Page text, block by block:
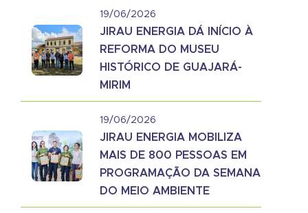
19/06/2026
JIRAU ENERGIA DÁ INÍCIO À
REFORMA DO MUSEU
HISTÓRICO DE GUAJARÁ-
MIRIM
19/06/2026
JIRAU ENERGIA MOBILIZA
MAIS DE 800 PESSOAS EM
PROGRAMAÇÃO DA SEMANA
DO MEIO AMBIENTE